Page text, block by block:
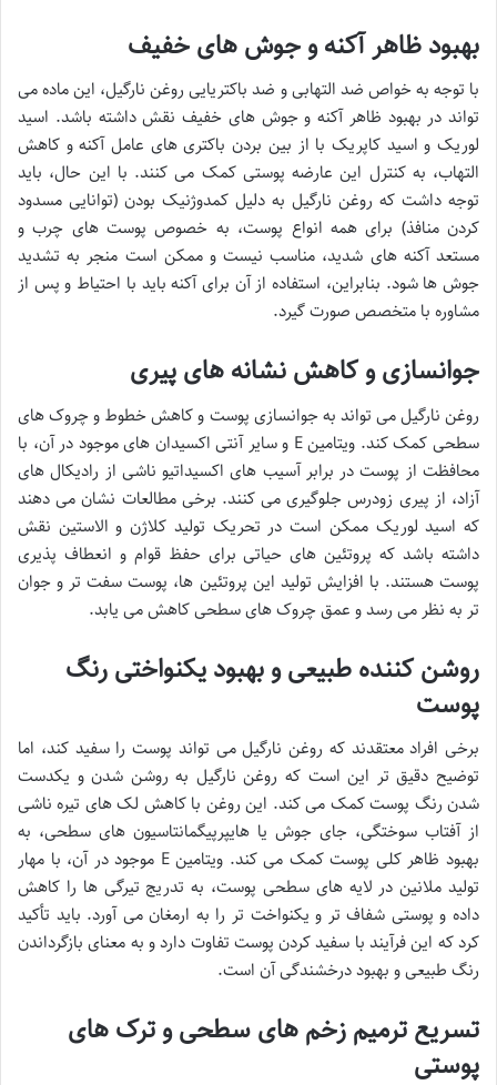
بهبود ظاهر آکنه و جوش های خفیف
با توجه به خواص ضد التهابی و ضد باکتریایی روغن نارگیل، این ماده می
تواند در بهبود ظاهر آکنه و جوش های خفیف نقش داشته باشد. اسید
لوریک و اسید کاپریک با از بین بردن باکتری های عامل آکنه و کاهش
التهاب، به کنترل این عارضه پوستی کمک می کنند. با این حال، باید
توجه داشت که روغن نارگیل به دلیل کمدوژنیک بودن (توانایی مسدود
کردن منافذ) برای همه انواع پوست، به خصوص پوست های چرب و
مستعد آکنه های شدید، مناسب نیست و ممکن است منجر به تشدید
جوش ها شود. بنابراین، استفاده از آن برای آکنه باید با احتیاط و پس از
مشاوره با متخصص صورت گیرد.
جوانسازی و کاهش نشانه های پیری
روغن نارگیل می تواند به جوانسازی پوست و کاهش خطوط و چروک های
سطحی کمک کند. ویتامین E و سایر آنتی اکسیدان های موجود در آن، با
محافظت از پوست در برابر آسیب های اکسیداتیو ناشی از رادیکال های
آزاد، از پیری زودرس جلوگیری می کنند. برخی مطالعات نشان می دهند
که اسید لوریک ممکن است در تحریک تولید کلاژن و الاستین نقش
داشته باشد که پروتئین های حیاتی برای حفظ قوام و انعطاف پذیری
پوست هستند. با افزایش تولید این پروتئین ها، پوست سفت تر و جوان
تر به نظر می رسد و عمق چروک های سطحی کاهش می یابد.
روشن کننده طبیعی و بهبود یکنواختی رنگ
پوست
برخی افراد معتقدند که روغن نارگیل می تواند پوست را سفید کند، اما
توضیح دقیق تر این است که روغن نارگیل به روشن شدن و یکدست
شدن رنگ پوست کمک می کند. این روغن با کاهش لک های تیره ناشی
از آفتاب سوختگی، جای جوش یا هایپرپیگمانتاسیون های سطحی، به
بهبود ظاهر کلی پوست کمک می کند. ویتامین E موجود در آن، با مهار
تولید ملانین در لایه های سطحی پوست، به تدریج تیرگی ها را کاهش
داده و پوستی شفاف تر و یکنواخت تر را به ارمغان می آورد. باید تأکید
کرد که این فرآیند با سفید کردن پوست تفاوت دارد و به معنای بازگرداندن
رنگ طبیعی و بهبود درخشندگی آن است.
تسریع ترمیم زخم های سطحی و ترک های
پوستی